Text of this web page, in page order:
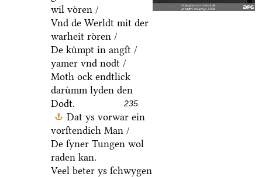
wil voͤren /
Vnd de Werldt mit der
warheit roͤren /
De kuͤmpt in angſt /
yamer vnd nodt /
Moth ock endtlick
daruͤmm lyden den
Dodt.
235.
Dat ys vorwar ein
vorſtendich Man /
De ſyner Tungen wol
raden kan.
Veel beter ys ſchwygen